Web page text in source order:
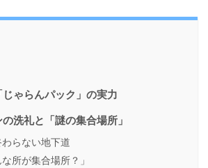
ゃらんパック」の実力
洗礼と「謎の集合場所」
らない地下道
な所が集合場所？」